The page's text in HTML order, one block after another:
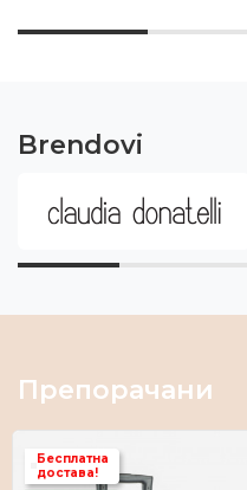
Brendovi
Препорачани
Бесплатна
достава!